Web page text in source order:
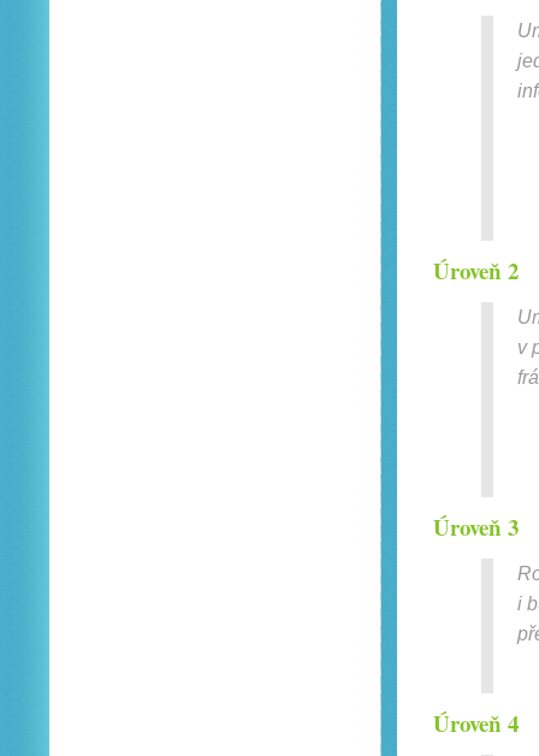
Úroveň 2
v
Úroveň 3
i
Úroveň 4